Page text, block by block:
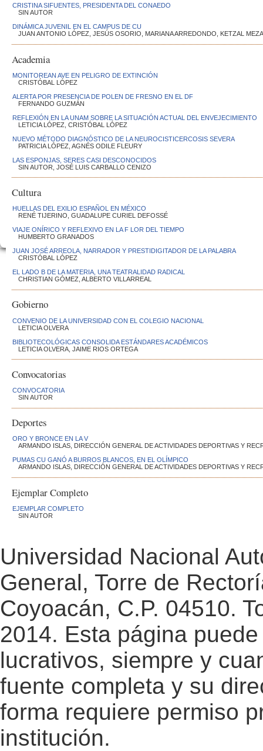
CRISTINA SIFUENTES, PRESIDENTA DEL CONAEDO
SIN AUTOR
DINÁMICA JUVENIL EN EL CAMPUS DE CU
JUAN ANTONIO LÓPEZ, JESÚS OSORIO, MARIANA ARREDONDO, KETZAL
Academia
MONITOREAN AVE EN PELIGRO DE EXTINCIÓN
CRISTÓBAL LÓPEZ
ALERTA POR PRESENCIA DE POLEN DE FRESNO EN EL DF
FERNANDO GUZMÁN
REFLEXIÓN EN LA UNAM SOBRE LA SITUACIÓN ACTUAL DEL ENVEJECIMIENTO
LETICIA LÓPEZ, CRISTÓBAL LÓPEZ
NUEVO MÉTODO DIAGNÓSTICO DE LA NEUROCISTICERCOSIS SEVERA
PATRICIA LÓPEZ, AGNÉS ODILE FLEURY
LAS ESPONJAS, SERES CASI DESCONOCIDOS
SIN AUTOR, JOSÉ LUIS CARBALLO CENIZO
Cultura
HUELLAS DEL EXILIO ESPAÑOL EN MÉXICO
RENÉ TIJERINO, GUADALUPE CURIEL DEFOSSÉ
VIAJE ONÍRICO Y REFLEXIVO EN LA F LOR DEL TIEMPO
HUMBERTO GRANADOS
JUAN JOSÉ ARREOLA, NARRADOR Y PRESTIDIGITADOR DE LA PALABRA
CRISTÓBAL LÓPEZ
EL LADO B DE LA MATERIA, UNA TEATRALIDAD RADICAL
CHRISTIAN GÓMEZ, ALBERTO VILLARREAL
Gobierno
CONVENIO DE LA UNIVERSIDAD CON EL COLEGIO NACIONAL
LETICIA OLVERA
BIBLIOTECOLÓGICAS CONSOLIDA ESTÁNDARES ACADÉMICOS
LETICIA OLVERA, JAIME RIOS ORTEGA
Convocatorias
CONVOCATORIA
SIN AUTOR
Deportes
ORO Y BRONCE EN LA V
ARMANDO ISLAS, DIRECCIÓN GENERAL DE ACTIVIDADES DEPORTIVAS Y
PUMAS CU GANÓ A BURROS BLANCOS, EN EL OLÍMPICO
ARMANDO ISLAS, DIRECCIÓN GENERAL DE ACTIVIDADES DEPORTIVAS Y
Ejemplar Completo
EJEMPLAR COMPLETO
SIN AUTOR
Universidad Nacional
General, Torre de
Coyoacán, C.P. 04510.
2014. Esta página
lucrativos, siempre y
fuente completa y su
forma requiere permiso
institución.